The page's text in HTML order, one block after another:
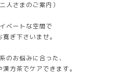
人さまのご案内）
ベートな空間で
ぎ下さいませ。
のお悩みに合った、
方茶でケアできます。